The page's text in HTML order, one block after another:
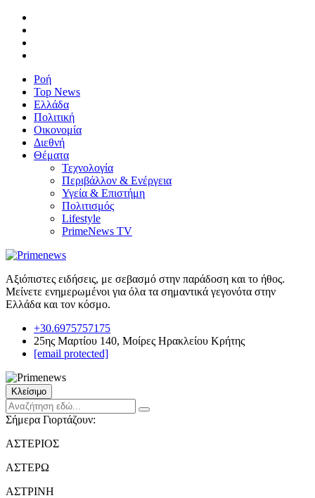
Ροή
Top News
Ελλάδα
Πολιτική
Οικονομία
Διεθνή
Θέματα
Τεχνολογία
Περιβάλλον & Ενέργεια
Υγεία & Επιστήμη
Πολιτισμός
Lifestyle
PrimeNews TV
Αξιόπιστες ειδήσεις, με σεβασμό στην παράδοση και το ήθος.
Μείνετε ενημερωμένοι για όλα τα σημαντικά γεγονότα στην
Ελλάδα και τον κόσμο.
+30.6975757175
25ης Μαρτίου 140, Μοίρες Ηρακλείου Κρήτης
[email protected]
Κλείσιμο
Σήμερα Γιορτάζουν:
ΑΣΤΕΡΙΟΣ
ΑΣΤΕΡΩ
ΑΣΤΡΙΝΗ